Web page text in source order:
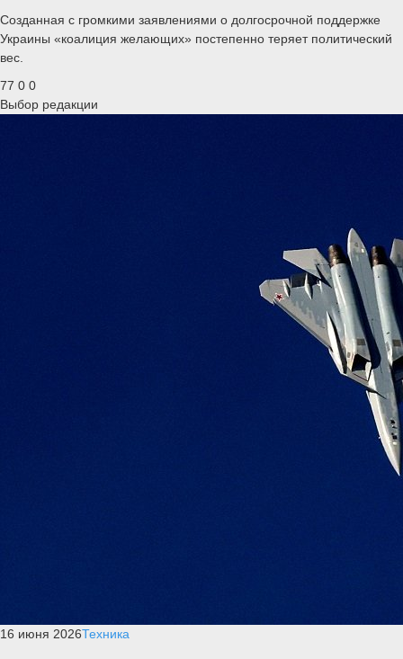
Созданная с громкими заявлениями о долгосрочной поддержке
Украины «коалиция желающих» постепенно теряет политический
вес.
77 0 0
Выбор редакции
16 июня 2026Техника